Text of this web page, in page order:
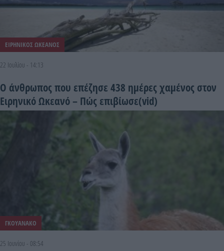
ΕΙΡΗΝΙΚΟΣ ΩΚΕΑΝΟΣ
22 Ιουλίου - 14:13
Ο άνθρωπος που επέζησε 438 ημέρες χαμένoς στον
Ειρηνικό Ωκεανό – Πώς επιβίωσε(vid)
ΓΚΟΥΑΝΑΚΟ
25 Ιουνίου - 08:54